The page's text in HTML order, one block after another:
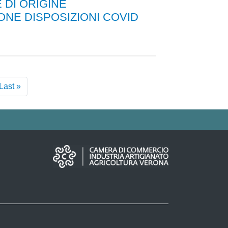
DI ORIGINE
DISPOSIZIONI COVID
Last »Last
page